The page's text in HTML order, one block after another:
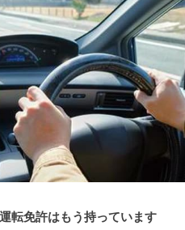
転免許はもう持っています